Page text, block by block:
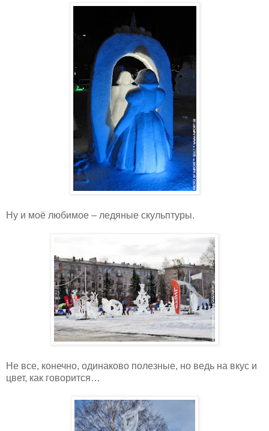
Ну и моё любимое – ледяные скульптуры.
Не все, конечно, одинаково полезные, но ведь на вкус и
цвет, как говорится…